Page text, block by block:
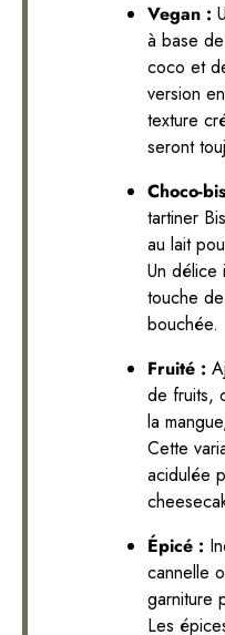
Vegan :
à base
coco et
version
texture
seront
Choco-
tartiner
au lait
Un délice
touche
bouchée.
Fruité :
de fruits,
la
Cette
acidulée
Épicé :
cannelle
garniture
Les